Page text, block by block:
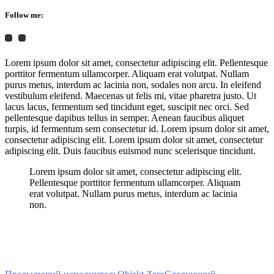
Follow me:
Lorem ipsum dolor sit amet, consectetur adipiscing elit. Pellentesque
porttitor fermentum ullamcorper. Aliquam erat volutpat. Nullam
purus metus, interdum ac lacinia non, sodales non arcu. In eleifend
vestibulum eleifend. Maecenas ut felis mi, vitae pharetra justo. Ut
lacus lacus, fermentum sed tincidunt eget, suscipit nec orci. Sed
pellentesque dapibus tellus in semper. Aenean faucibus aliquet
turpis, id fermentum sem consectetur id. Lorem ipsum dolor sit amet,
consectetur adipiscing elit. Lorem ipsum dolor sit amet, consectetur
adipiscing elit. Duis faucibus euismod nunc scelerisque tincidunt.
Lorem ipsum dolor sit amet, consectetur adipiscing elit.
Pellentesque porttitor fermentum ullamcorper. Aliquam
erat volutpat. Nullam purus metus, interdum ac lacinia
non.